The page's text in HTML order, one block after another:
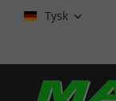
Tysk 